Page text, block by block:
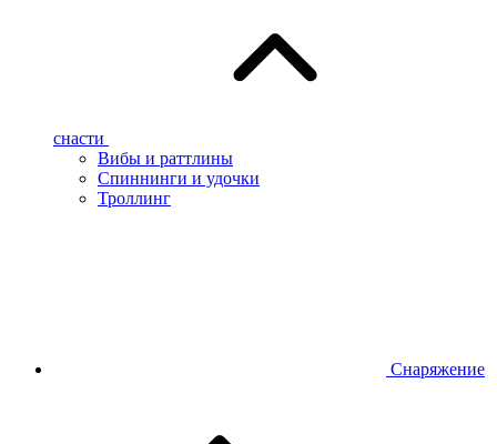
снасти
Вибы и раттлины
Спиннинги и удочки
Троллинг
Снаряжение